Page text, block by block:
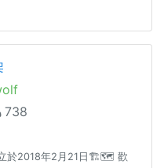
738
立於2018年2月21日🏗🗺 歡